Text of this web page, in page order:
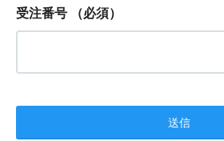
受注番号 （必須）